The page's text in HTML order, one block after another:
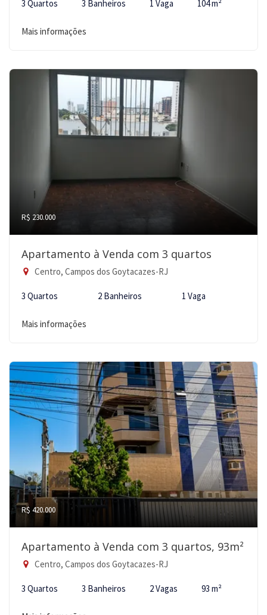
3 Quartos 3 Banheiros 1 Vaga 104 m²
Mais informações
R$ 230.000
Apartamento à Venda com 3 quartos
Centro, Campos dos Goytacazes-RJ
3 Quartos 2 Banheiros 1 Vaga
Mais informações
R$ 420.000
Apartamento à Venda com 3 quartos, 93m²
Centro, Campos dos Goytacazes-RJ
3 Quartos 3 Banheiros 2 Vagas 93 m²